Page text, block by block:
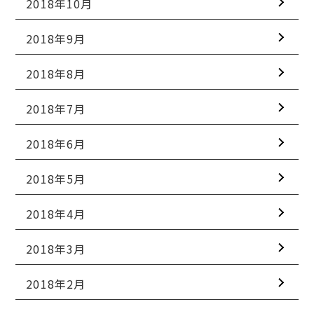
2018年9月
2018年8月
2018年7月
2018年6月
2018年5月
2018年4月
2018年3月
2018年2月